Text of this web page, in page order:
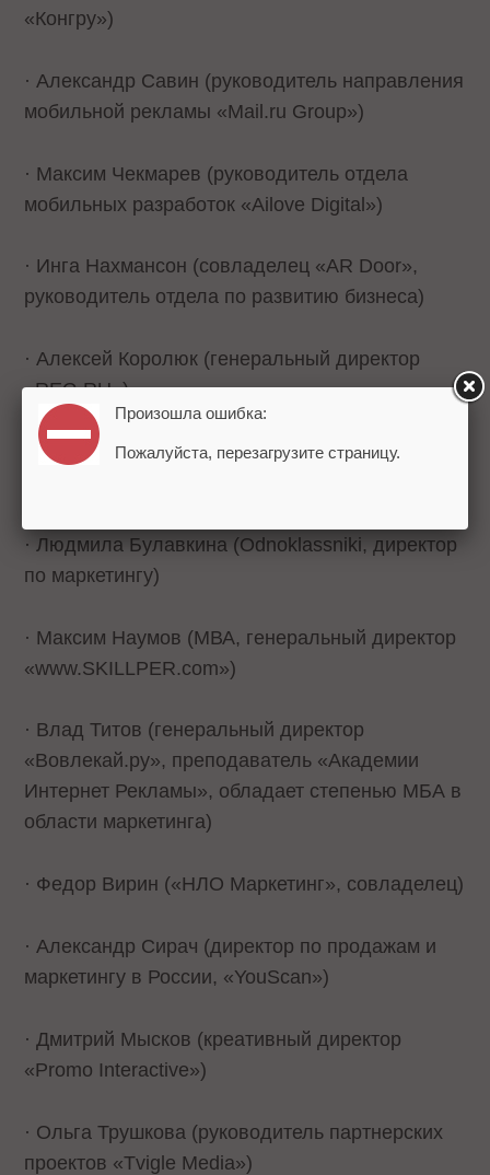
«Конгру»)
· Александр Савин (руководитель направления
мобильной рекламы «Mail.ru Group»)
· Максим Чекмарев (руководитель отдела
мобильных разработок «Ailove Digital»)
· Инга Нахмансон (совладелец «AR Door»,
руководитель отдела по развитию бизнеса)
· Алексей Королюк (генеральный директор
«REG.RU»)
· Гайдар Магдануров (Microsoft, эксперт по веб-
· Людмила Булавкина (Odnoklassniki, директор
по маркетингу)
· Максим Наумов (МВА, генеральный директор
«www.SKILLPER.com»)
· Влад Титов (генеральный директор
«Вовлекай.ру», преподаватель «Академии
Интернет Рекламы», обладает степенью МБА в
области маркетинга)
· Федор Вирин («НЛО Маркетинг», совладелец)
· Александр Сирач (директор по продажам и
маркетингу в России, «YouScan»)
· Дмитрий Мысков (креативный директор
«Promo Interactive»)
· Ольга Трушкова (руководитель партнерских
проектов «Tvigle Media»)
Произошла ошибка:
Пожалуйста, перезагрузите страницу.